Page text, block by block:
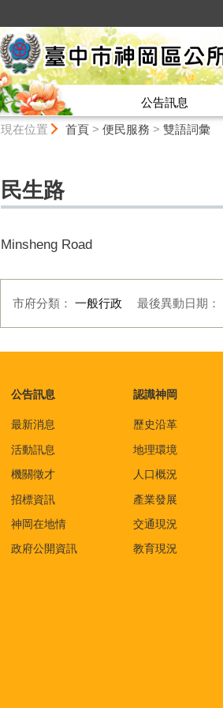
公告訊息
現在位置 首頁> 便民服務 > 雙語詞彙
民生路
Minsheng Road
市府分類： 一般行政 最後異動日期：
公告訊息
最新消息
活動訊息
機關徵才
招標資訊
神岡在地情
政府公開資訊
認識神岡
歷史沿革
地理環境
人口概況
產業發展
交通現況
教育現況